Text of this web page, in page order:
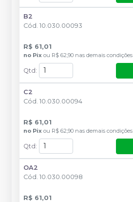
B2
Cód. 10.030.00093
R$ 61,01
no Pix ou R$ 62,90 nas demais condições
Qtd :
C2
Cód. 10.030.00094
R$ 61,01
no Pix ou R$ 62,90 nas demais condições
Qtd :
OA2
Cód. 10.030.00098
R$ 61,01